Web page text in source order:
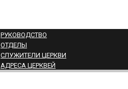
РУКОВОДСТВО
ОТДЕЛЫ
СЛУЖИТЕЛИ ЦЕРКВИ
АДРЕСА ЦЕРКВЕЙ